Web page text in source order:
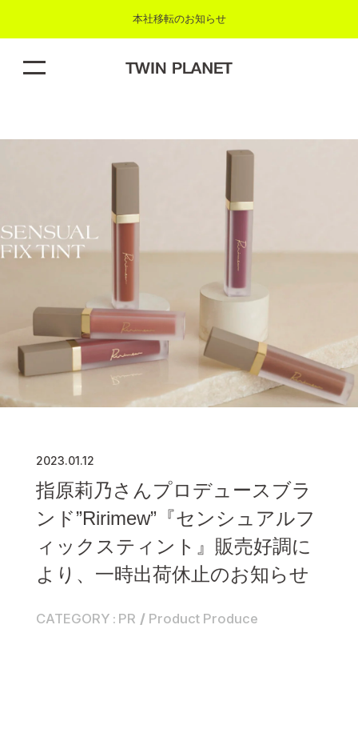
本社移転のお知らせ
2023.01.12
指原莉乃さんプロデュースブラ
ンド”Ririmew”『センシュアルフ
ィックスティント』販売好調に
より、一時出荷休止のお知らせ
CATEGORY PR Product Produce